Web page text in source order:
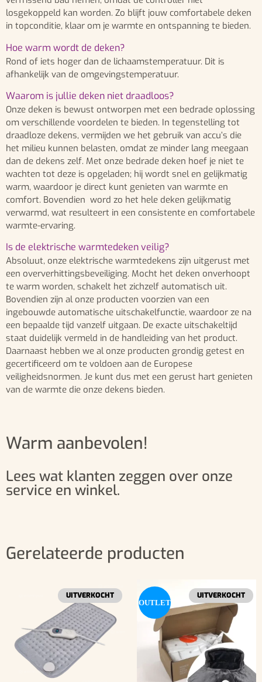
losgekoppeld kan worden. Zo blijft jouw comfortabele deken
in topconditie, klaar om je warmte en ontspanning te bieden.
Hoe warm wordt de deken?
Rond of iets hoger dan de lichaamstemperatuur. Dit is
afhankelijk van de omgevingstemperatuur.
Waarom is jullie deken niet draadloos?
Onze deken is bewust ontworpen met een bedrade oplossing
om verschillende voordelen te bieden. In tegenstelling tot
draadloze dekens, vermijden we het gebruik van accu’s die
het milieu kunnen belasten, omdat ze minder lang meegaan
dan de dekens zelf. Met onze bedrade deken hoef je niet te
wachten tot deze is opgeladen; hij wordt snel en gelijkmatig
warm, waardoor je direct kunt genieten van warmte en
comfort. Bovendien word zo het hele deken gelijkmatig
verwarmd, wat resulteert in een consistente en comfortabele
warmte-ervaring.
Is de elektrische warmtedeken veilig?
Absoluut, onze elektrische warmtedekens zijn uitgerust met
een oververhittingsbeveiliging. Mocht het deken onverhoopt
te warm worden, schakelt het zichzelf automatisch uit.
Bovendien zijn al onze producten voorzien van een
ingebouwde automatische uitschakelfunctie, waardoor ze na
een bepaalde tijd vanzelf uitgaan. De exacte uitschakeltijd
staat duidelijk vermeld in de handleiding van het product.
Daarnaast hebben we al onze producten grondig getest en
gecertificeerd om te voldoen aan de Europese
veiligheidsnormen. Je kunt dus met een gerust hart genieten
van de warmte die onze dekens bieden.
Warm aanbevolen!
Lees wat klanten zeggen over onze
service en winkel.
Gerelateerde producten
UITVERKOCHT
OUTLET
UITVERKOCHT